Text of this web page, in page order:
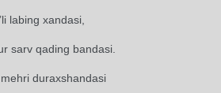
labing xandasi,
sarv qading bandasi.
duraxshandasi